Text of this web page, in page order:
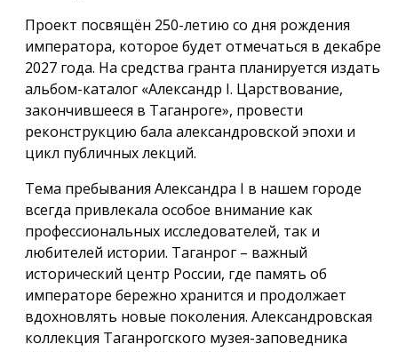
Проект посвящён 250-летию со дня рождения
императора, которое будет отмечаться в декабре
2027 года. На средства гранта планируется издать
альбом-каталог «Александр I. Царствование,
закончившееся в Таганроге», провести
реконструкцию бала александровской эпохи и
цикл публичных лекций.
Тема пребывания Александра I в нашем городе
всегда привлекала особое внимание как
профессиональных исследователей, так и
любителей истории. Таганрог – важный
исторический центр России, где память об
императоре бережно хранится и продолжает
вдохновлять новые поколения. Александровская
коллекция Таганрогского музея-заповедника